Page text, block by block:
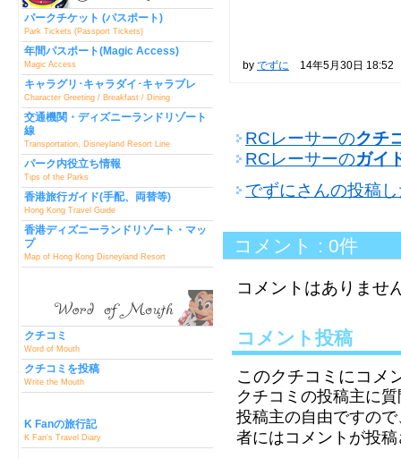
パークチケット (パスポート)
Park Tickets (Passport Tickets)
年間パスポート(Magic Access)
Magic Access
キャラグリ･キャラダイ･キャラブレ
Character Greeting / Breakfast / Dining
交通機関・ディズニーランドリゾート
線
Transportation, Disneyland Resort Line
パーク内役立ち情報
Tips of the Parks
香港旅行ガイド(手配、両替等)
Hong Kong Travel Guide
香港ディズニーランドリゾート・マッ
プ
Map of Hong Kong Disneyland Resort
クチコミ
Word of Mouth
クチコミを投稿
Write the Mouth
K Fanの旅行記
K Fan's Travel Diary
by でずに 14年5月30日 18:52
RCレーサーのクチ
RCレーサーのガイ
でずにさんの投稿
コメント : 0件
コメントはありませ
コメント投稿
このクチコミにコメ
クチコミの投稿主に
投稿主の自由ですの
者にはコメントが投